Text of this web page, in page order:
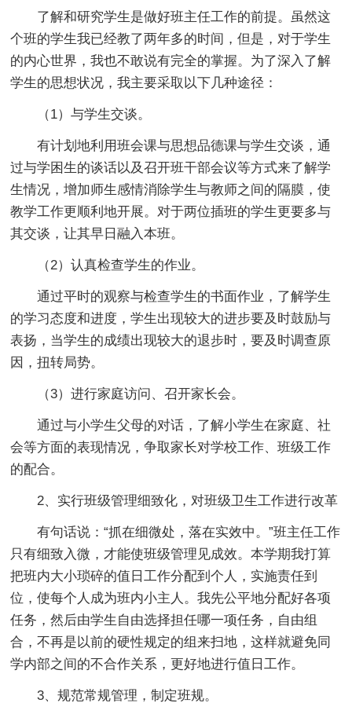
了解和研究学生是做好班主任工作的前提。虽然这
个班的学生我已经教了两年多的时间，但是，对于学生
的内心世界，我也不敢说有完全的掌握。为了深入了解
学生的思想状况，我主要采取以下几种途径：
（1）与学生交谈。
有计划地利用班会课与思想品德课与学生交谈，通
过与学困生的谈话以及召开班干部会议等方式来了解学
生情况，增加师生感情消除学生与教师之间的隔膜，使
教学工作更顺利地开展。对于两位插班的学生更要多与
其交谈，让其早日融入本班。
（2）认真检查学生的作业。
通过平时的观察与检查学生的书面作业，了解学生
的学习态度和进度，学生出现较大的进步要及时鼓励与
表扬，当学生的成绩出现较大的退步时，要及时调查原
因，扭转局势。
（3）进行家庭访问、召开家长会。
通过与小学生父母的对话，了解小学生在家庭、社
会等方面的表现情况，争取家长对学校工作、班级工作
的配合。
2、实行班级管理细致化，对班级卫生工作进行改革
有句话说：“抓在细微处，落在实效中。”班主任工作
只有细致入微，才能使班级管理见成效。本学期我打算
把班内大小琐碎的值日工作分配到个人，实施责任到
位，使每个人成为班内小主人。我先公平地分配好各项
任务，然后由学生自由选择担任哪一项任务，自由组
合，不再是以前的硬性规定的组来扫地，这样就避免同
学内部之间的不合作关系，更好地进行值日工作。
3、规范常规管理，制定班规。